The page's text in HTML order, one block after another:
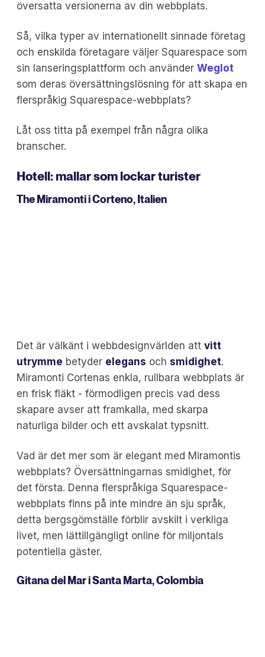
översatta versionerna av din webbplats.
Så, vilka typer av internationellt sinnade företag
och enskilda företagare väljer Squarespace som
sin lanseringsplattform och använder Weglot
som deras översättningslösning för att skapa en
flerspråkig Squarespace-webbplats?
Låt oss titta på exempel från några olika
branscher.
Hotell: mallar som lockar turister
The Miramontii Corteno, Italien
Det är välkänt i webbdesignvärlden att vitt
utrymme betyder elegans och smidighet.
Miramonti Cortenas enkla, rullbara webbplats är
en frisk fläkt - förmodligen precis vad dess
skapare avser att framkalla, med skarpa
naturliga bilder och ett avskalat typsnitt.
Vad är det mer som är elegant med Miramontis
webbplats? Översättningarnas smidighet, för
det första. Denna flerspråkiga Squarespace-
webbplats finns på inte mindre än sju språk,
detta bergsgömställe förblir avskilt i verkliga
livet, men lättillgängligt online för miljontals
potentiella gäster.
Gitana del Mari Santa Marta, Colombia